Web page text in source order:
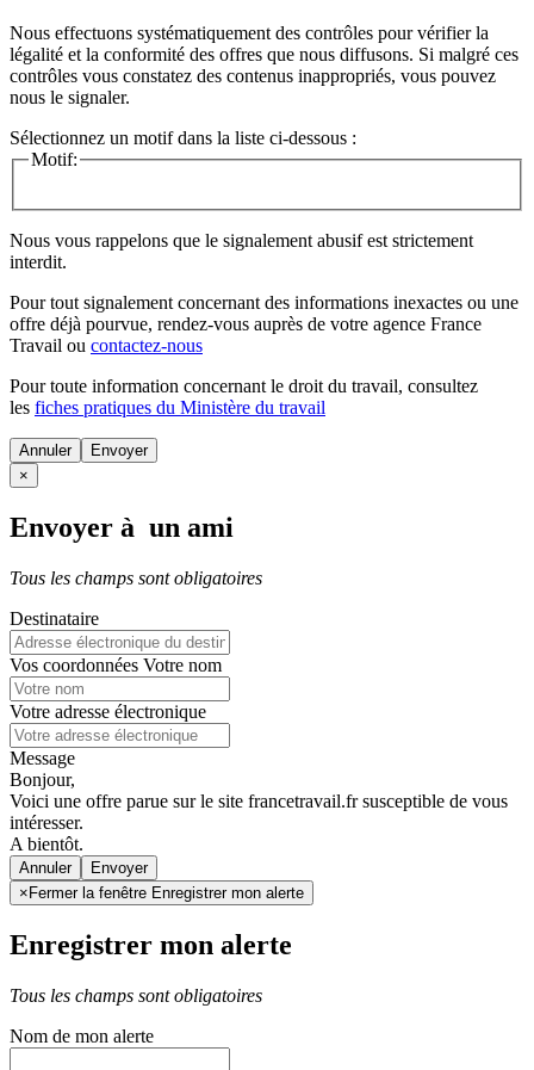
Nous effectuons systématiquement des contrôles pour vérifier la
légalité et la conformité des offres que nous diffusons. Si malgré ces
contrôles vous constatez des contenus inappropriés, vous pouvez
nous le signaler.
Sélectionnez un motif dans la liste ci-dessous :
Motif:
Nous vous rappelons que le signalement abusif est strictement
interdit.
Pour tout signalement concernant des informations inexactes ou une
offre déjà pourvue, rendez-vous auprès de votre agence France
Travail ou contactez-nous
Pour toute information concernant le droit du travail, consultez
les fiches pratiques du Ministère du travail
Annuler
×
Envoyer à un ami
Tous les champs sont obligatoires
Destinataire
Vos coordonnées Votre nom
Votre adresse électronique
Message
Bonjour,
Voici une offre parue sur le site francetravail.fr susceptible de vous
intéresser.
A bientôt.
Annuler
× Fermer la fenêtre Enregistrer mon alerte
Enregistrer mon alerte
Tous les champs sont obligatoires
Nom de mon alerte